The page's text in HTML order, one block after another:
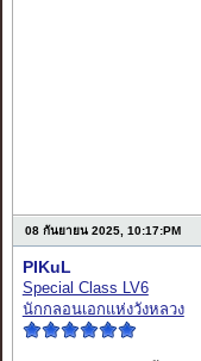
08 กันยายน 2025, 10:17:PM
PIKuL
Special Class LV6
นักกลอนเอกแห่งวังหลวง